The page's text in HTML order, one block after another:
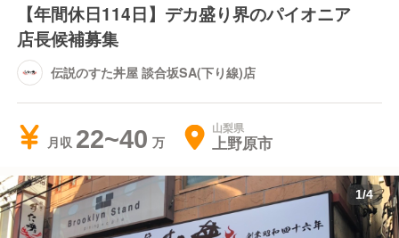
【年間休日114日】デカ盛り界のパイオニア
店長候補募集
伝説のすた丼屋 談合坂SA(下り線)店
月収 22~40 山梨県
上野原市
1/4